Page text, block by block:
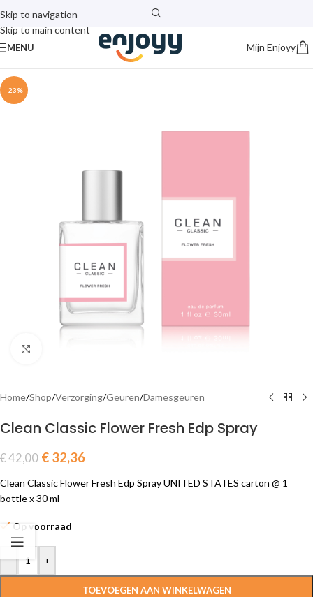
Skip to navigation
Skip to main content
MENU Mijn Enjoyy
-23%
Home/Shop/Verzorging/Geuren/Damesgeuren
Clean Classic Flower Fresh Edp Spray
€42,00 € 32,36
Clean Classic Flower Fresh Edp Spray UNITED STATES carton @ 1
bottle x 30 ml
Op voorraad
- +
TOEVOEGEN AAN WINKELWAGEN